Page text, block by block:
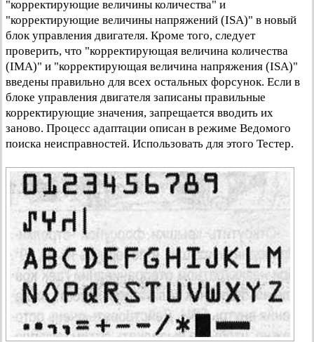
"корректирующие величины количества" и
"корректирующие величины напряжений (ISA)" в новый
блок управления двигателя. Кроме того, следует
проверить, что "корректирующая величина количества
(IMA)" и "корректирующая величина напряжения (ISA)"
введены правильно для всех остальных форсунок. Если в
блоке управления двигателя записаны правильные
корректирующие значения, запрещается вводить их
заново. Процесс адаптации описан в режиме Ведомого
поиска неисправностей. Использовать для этого Тестер.